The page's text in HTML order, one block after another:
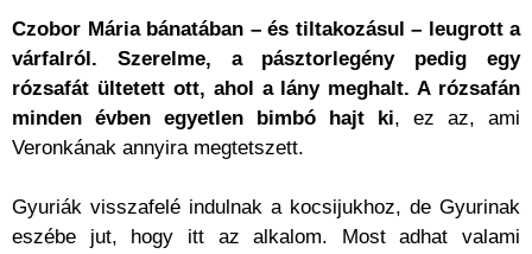
Czobor Mária bánatában – és tiltakozásul – leugrott a
várfalról. Szerelme, a pásztorlegény pedig egy
rózsafát ültetett ott, ahol a lány meghalt. A rózsafán
minden évben egyetlen bimbó hajt ki, ez az, ami
Veronkának annyira megtetszett.
Gyuriák visszafelé indulnak a kocsijukhoz, de Gyurinak
eszébe jut, hogy itt az alkalom. Most adhat valami